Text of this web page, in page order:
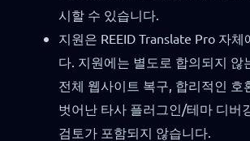
시할 수 있습니다.
지원은 REEID Translate Pro 자
다. 지원에는 별도로 합의되지 않
전체 웹사이트 복구, 합리적인 호
벗어난 타사 플러그인/테마 디버
검토가 포함되지 않습니다.